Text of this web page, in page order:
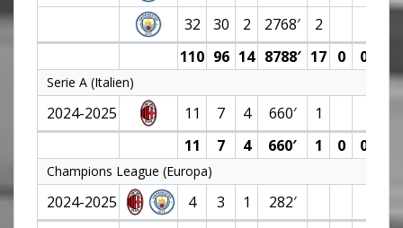
32
30 2 2768′
2
110 96 14 8788′ 17 0 0
Serie A (Italien)
2024-2025 11 7 4 660′
1
11
7 4 660′ 1 0 0
Champions League (Europa)
2024-2025 4 3 1
282′